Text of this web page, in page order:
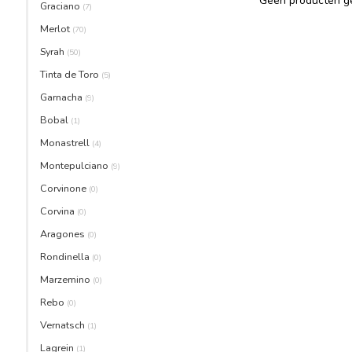
Graciano (7)
Merlot (70)
Syrah (50)
Tinta de Toro (5)
Garnacha (9)
Bobal (1)
Monastrell (4)
Montepulciano (9)
Corvinone (0)
Corvina (0)
Aragones (0)
Rondinella (0)
Marzemino (0)
Rebo (0)
Vernatsch (1)
Lagrein (1)